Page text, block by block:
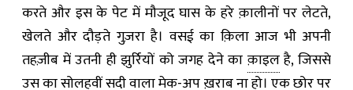
करते और इस के पेट में मौजूद घास के हरे क़ालीनों पर लेटते,
खेलते और दौड़ते गुज़रा है। वसई का क़िला आज भी अपनी
तहज़ीब में उतनी ही झुर्रियों को जगह देने का क़ाइलहै,जिससे
उस का सोलहवीं सदी वाला मेक-अप ख़राब ना हो। एक छोर पर